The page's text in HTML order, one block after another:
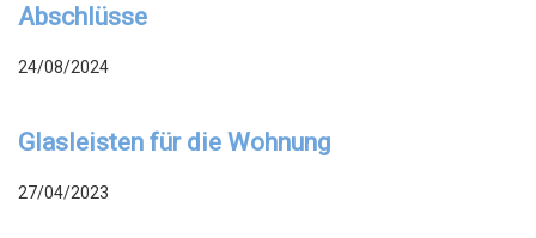
Abschlüsse
24/08/2024
Glasleisten für die Wohnung
27/04/2023